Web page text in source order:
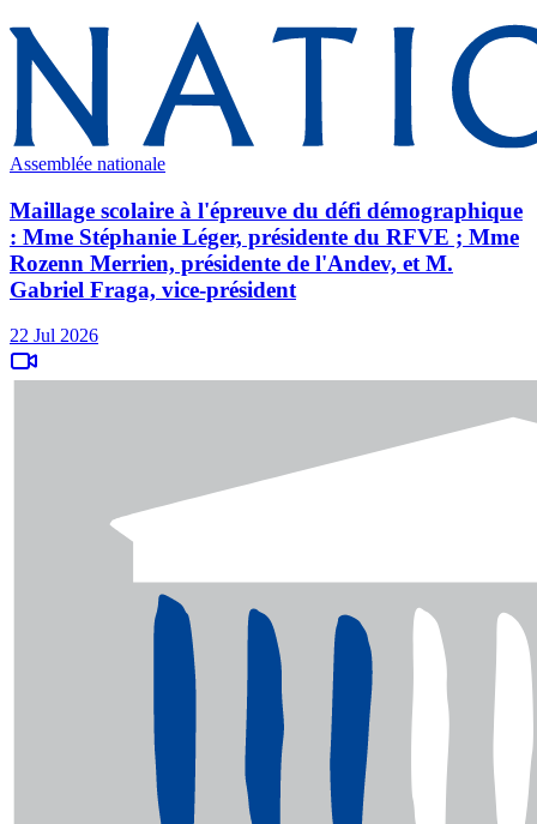
Assemblée nationale
Maillage scolaire à l'épreuve du défi démographique
: Mme Stéphanie Léger, présidente du RFVE ; Mme
Rozenn Merrien, présidente de l'Andev, et M.
Gabriel Fraga, vice-président
22 Jul 2026